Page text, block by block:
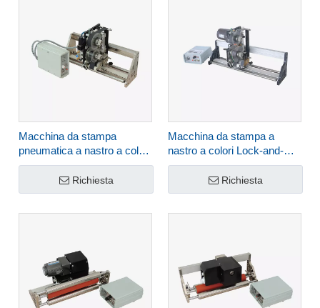
Macchina da stampa
pneumatica a nastro a colori
Lock-and-Follow HP-501
Richiesta
Macchina da stampa a
nastro a colori Lock-and-
Follow HP-241G
Richiesta